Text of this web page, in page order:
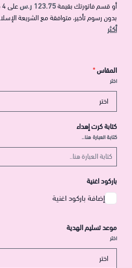
أو قسم فاتورتك بقيمة123.75 ر.س على4
بدون رسوم تأخير، متوافقة مع الشريعة
أكثر
المقاس*
اختر
كتابة كرت إهداء
كتابة العبارة هنا..
باركود اغنية
إضافة باركود اغنية
موعد تسليم الهدية
اختر